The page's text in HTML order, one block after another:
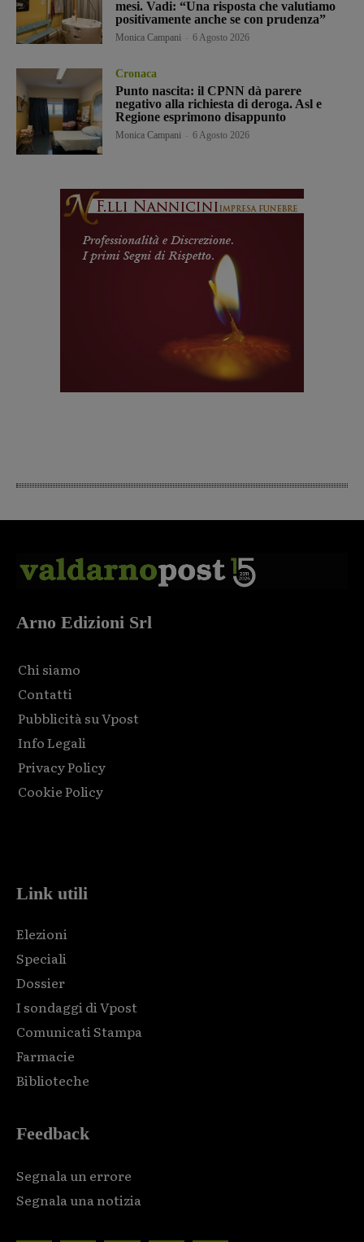
mesi. Vadi: “Una risposta che valutiamo
positivamente anche se con prudenza”
Monica Campani 6 Agosto 2026
Cronaca
Punto nascita: il CPNN dà parere
negativo alla richiesta di deroga. Asl e
Regione esprimono disappunto
Monica Campani 6 Agosto 2026
Arno Edizioni Srl
Chi siamo
Contatti
Pubblicità su Vpost
Info Legali
Privacy Policy
Cookie Policy
Link utili
Elezioni
Speciali
Dossier
I sondaggi di Vpost
Comunicati Stampa
Farmacie
Biblioteche
Feedback
Segnala un errore
Segnala una notizia